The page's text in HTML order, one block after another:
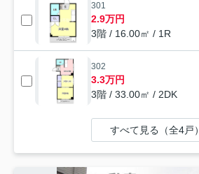
301
2.9万円
3階 / 16.00㎡ / 1R
302
3.3万円
3階 / 33.00㎡ / 2DK
すべて見る（全4戸）